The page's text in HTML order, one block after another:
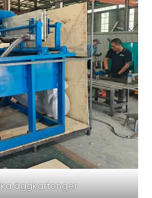
äggkartonger